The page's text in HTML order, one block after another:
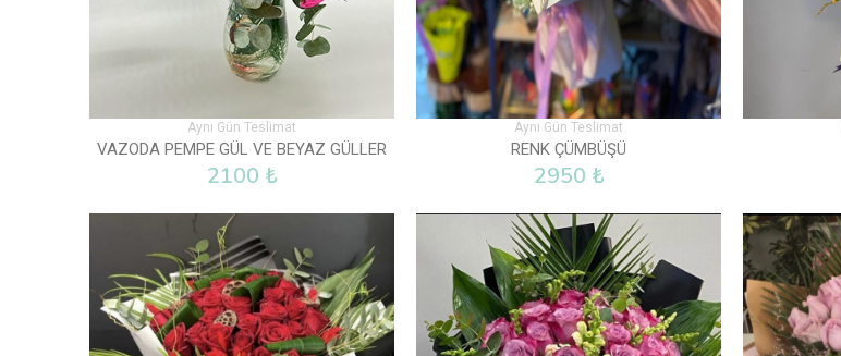
Aynı Gün Teslimat
VAZODA PEMPE GÜL VE BEYAZ GÜLLER
2100 ₺
Aynı Gün Teslimat
RENK ÇÜMBÜŞÜ
2950 ₺